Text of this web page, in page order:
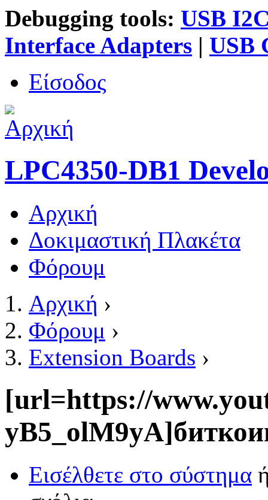
Debugging tools: USB
Interface Adapters | USB
Είσοδος
LPC4350-DB1
Κύριο μενού
Αρχική
Δοκιμαστική Πλακέτα
Φόρουμ
Είστε εδώ
Αρχική ›
Φόρουμ ›
Extension Boards ›
[url=https://
Εισέλθετε στο σύστημα